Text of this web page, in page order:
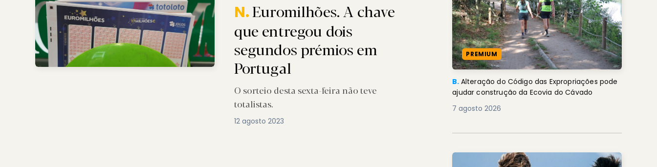
N.Euromilhões. A chave
que entregou dois
segundos prémios em
Portugal
O sorteio desta sexta-feira não teve
totalistas.
12 agosto 2023
PREMIUM
B. Alteração do Código das Expropriações pode
ajudar construção da Ecovia do Cávado
7 agosto 2026